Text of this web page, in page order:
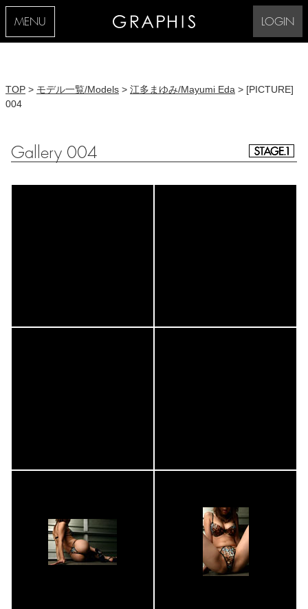
MENU LOGIN
TOP > モデル一覧/Models > 江多まゆみ/Mayumi Eda > [PICTURE]
004
Gallery 004